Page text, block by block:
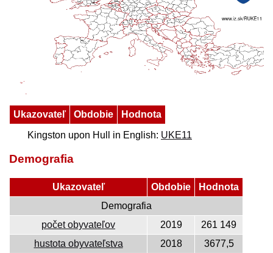
Ukazovateľ Obdobie
Hodnota
Kingston upon Hull in English: UKE11
Demografia
Ukazovateľ Obdobie
Hodnota
Demografia
počet obyvateľov
2019
261 149
hustota obyvateľstva
2018
3677,5